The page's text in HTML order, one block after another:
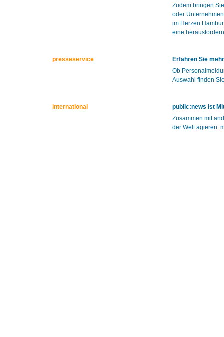
Zudem bringen
oder
im Herzen
eine
presseservice
Erfahren Sie
Ob
Auswahl finden
international
public:news ist
Zusammen mit
der Welt agieren.